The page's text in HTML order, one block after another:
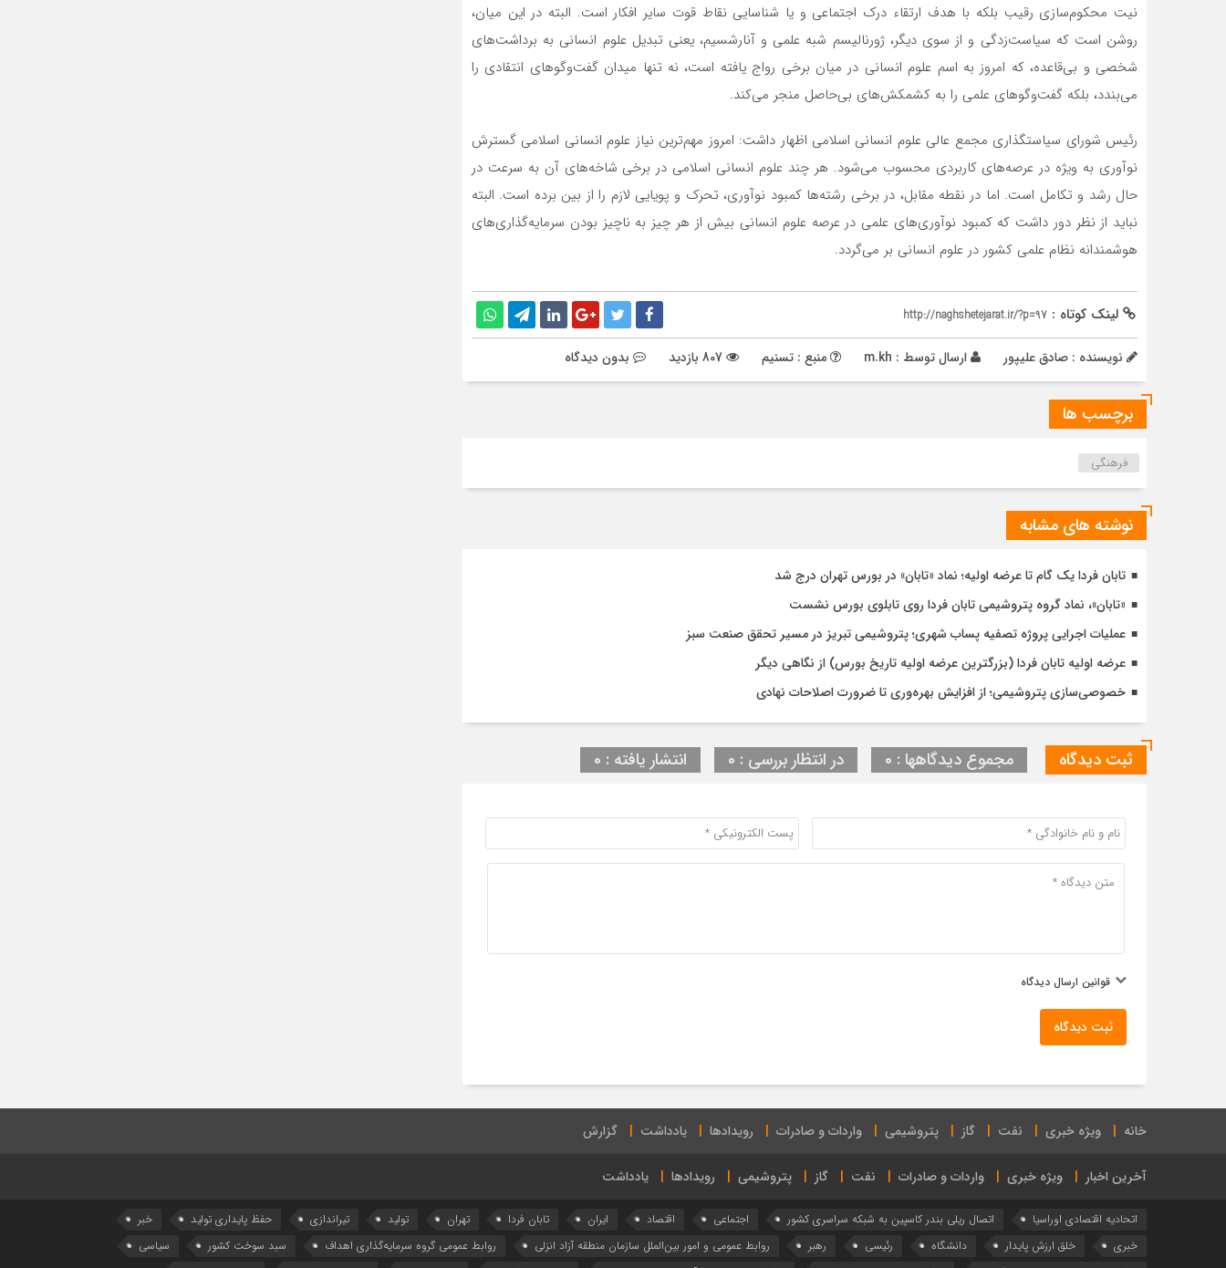
نیت محکوم‌سازی رقیب بلکه با هدف ارتقاء درک اجتماعی و یا شناسایی نقاط قوت سایر افکار است. البته در این میان،
روشن است که سیاست‌زدگی و از سوی دیگر، ژورنالیسم شبه علمی و آنارشسیم، یعنی تبدیل علوم انسانی به برداشت‌های
شخصی و بی‌قاعده، که امروز به اسم علوم انسانی در میان برخی رواج یافته است، نه تنها میدان گفت‌وگوهای انتقادی را
می‌بندد، بلکه گفت‌وگوهای علمی را به کشمکش‌های بی‌حاصل منجر می‌کند.
رئیس شورای سیاستگذاری مجمع عالی علوم انسانی اسلامی اظهار داشت: امروز مهم‌ترین نیاز علوم انسانی اسلامی گسترش
نوآوری به ویژه در عرصه‌های کاربردی محسوب می‌شود. هر چند علوم انسانی اسلامی در برخی شاخه‌های آن به سرعت در
حال رشد و تکامل است. اما در نقطه مقابل، در برخی رشته‌ها کمبود نوآوری، تحرک و پویایی لازم را از بین برده است. البته
نباید از نظر دور داشت که کمبود نوآوری‌های علمی در عرصه علوم انسانی بیش از هر چیز به ناچیز بودن سرمایه‌گذاری‌های
هوشمندانه نظام علمی کشور در علوم انسانی بر می‌گردد.
لینک کوتاه : http://naghshetejarat.ir/?p=97
نویسنده : صادق علیپور ارسال توسط : m.kh منبع : تسنیم بدون دیدگاه
برچسب ها
فرهنگی
نوشته های مشابه
تابان فردا یک گام تا عرضه اولیه؛ نماد «تابان» در بورس تهران درج شد
«تابان»، نماد گروه پتروشیمی تابان فردا روی تابلوی بورس نشست
عملیات اجرایی پروژه تصفیه پساب شهری؛ پتروشیمی تبریز در مسیر تحقق صنعت سبز
عرضه اولیه تابان فردا (بزرگترین عرضه اولیه تاریخ بورس) از نگاهی دیگر
خصوصی‌سازی پتروشیمی؛ از افزایش بهره‌وری تا ضرورت اصلاحات نهادی
ثبت دیدگاه مجموع دیدگاهها : 0 در انتظار بررسی : 0 انتشار یافته : 0
قوانین ارسال دیدگاه
ثبت دیدگاه
خانه ویژه خبری نفت گاز پتروشیمی واردات و صادرات رویدادها یادداشت گزارش
آخرین اخبار ویژه خبری واردات و صادرات نفت گاز پتروشیمی رویدادها یادداشت
اتحادیه اقتصادی اوراسیا اتصال ریلی بندر کاسپین به شبکه سراسری کشور اجتماعی اقتصاد ایران تابان فردا تهران تولید تیراندازی حفظ پایداری تولید
خبر
خبری
خلق ارزش پایدار دانشگاه رئیسی رهبر روابط عمومی و امور بین‌الملل سازمان منطقه آزاد انزلی روابط عمومی گروه سرمایه‌گذاری اهداف سبد سوخت کشور
سیاسی